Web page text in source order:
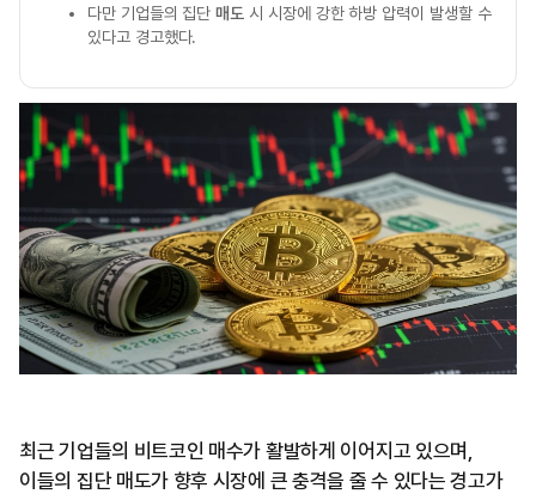
다만 기업들의 집단매도 시 시장에 강한 하방 압력이 발생할 수
있다고 경고했다.
최근 기업들의 비트코인 매수가 활발하게 이어지고 있으며,
이들의 집단 매도가 향후 시장에 큰 충격을 줄 수 있다는 경고가